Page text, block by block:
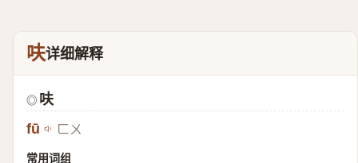
呋详细解释
◎ 呋
fū
ㄈㄨ
常用词组